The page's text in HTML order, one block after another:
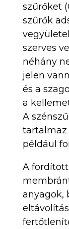
szűrőket
szűrők
szerves
néhány
jelen
és a
a
A
tartalmaz
például
A
anyagok,